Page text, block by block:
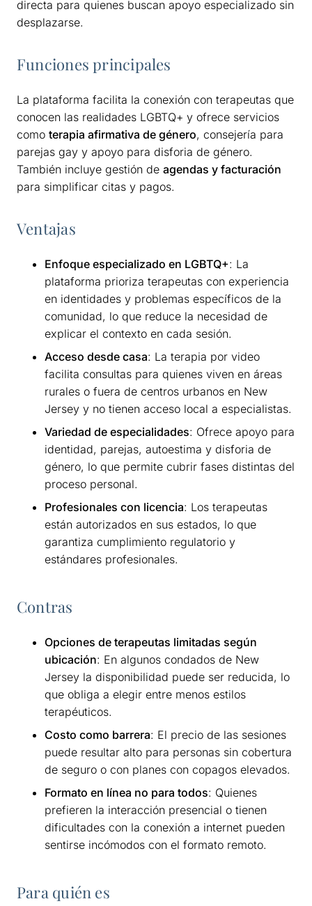
directa para quienes buscan apoyo especializado sin
desplazarse.
Funciones principales
La plataforma facilita la conexión con terapeutas que
conocen las realidades LGBTQ+ y ofrece servicios
como terapia afirmativa de género, consejería para
parejas gay y apoyo para disforia de género.
También incluye gestión de agendas y facturación
para simplificar citas y pagos.
Ventajas
Enfoque especializado en LGBTQ+: La
plataforma prioriza terapeutas con experiencia
en identidades y problemas específicos de la
comunidad, lo que reduce la necesidad de
explicar el contexto en cada sesión.
Acceso desde casa: La terapia por video
facilita consultas para quienes viven en áreas
rurales o fuera de centros urbanos en New
Jersey y no tienen acceso local a especialistas.
Variedad de especialidades: Ofrece apoyo para
identidad, parejas, autoestima y disforia de
género, lo que permite cubrir fases distintas del
proceso personal.
Profesionales con licencia: Los terapeutas
están autorizados en sus estados, lo que
garantiza cumplimiento regulatorio y
estándares profesionales.
Contras
Opciones de terapeutas limitadas según
ubicación: En algunos condados de New
Jersey la disponibilidad puede ser reducida, lo
que obliga a elegir entre menos estilos
terapéuticos.
Costo como barrera: El precio de las sesiones
puede resultar alto para personas sin cobertura
de seguro o con planes con copagos elevados.
Formato en línea no para todos: Quienes
prefieren la interacción presencial o tienen
dificultades con la conexión a internet pueden
sentirse incómodos con el formato remoto.
Para quién es